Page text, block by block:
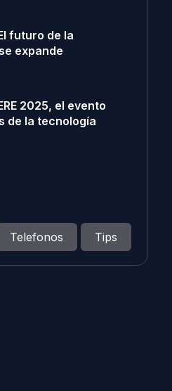
futuro de la
expande
2025, el evento
de la tecnología
Telefonos Tips